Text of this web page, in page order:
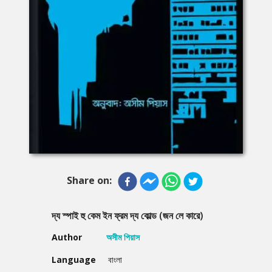
Share on:
দ্য স্পাই হু কেম ইন ফ্রম দ্য কোল্ড (জন লে কারে)
Author
অসীম পিয়াস
Language
বাংলা